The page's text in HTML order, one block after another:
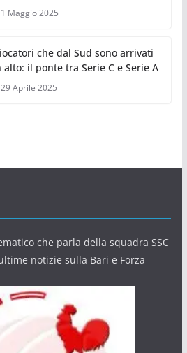
1 Maggio 2025
che dal Sud sono arrivati
alto: il ponte tra Serie C e Serie A
29 Aprile 2025
che parla della squadra SSC
notizie sulla Bari e Forza